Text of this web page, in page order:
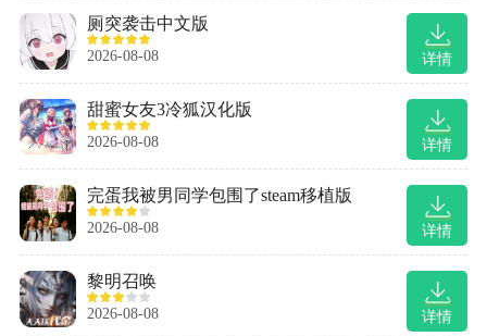
详情
厕突袭击中文版
2026-08-08
详情
甜蜜女友3冷狐汉化版
2026-08-08
详情
完蛋我被男同学包围了steam移植版
2026-08-08
详情
黎明召唤
2026-08-08